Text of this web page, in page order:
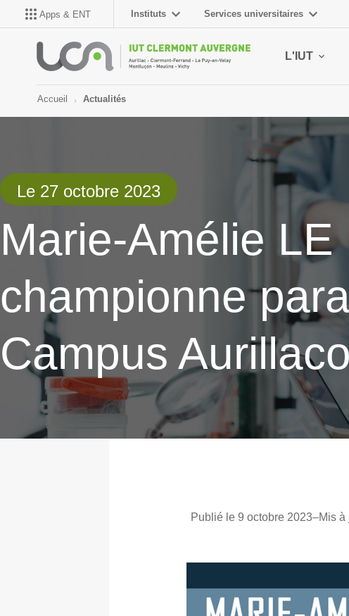
Apps & ENT Instituts Services universitaires
L'IUT
Accueil Actualités
Le 27 octobre 2023
Marie-Amélie LE
championne
Campus
Publié le 9 octobre 2023–Mis à